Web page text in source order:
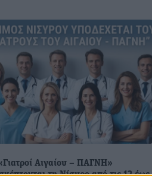
Αιγαίου – ΠΑΓΝΗ»
τη Νίσυρο από τις 12 έως